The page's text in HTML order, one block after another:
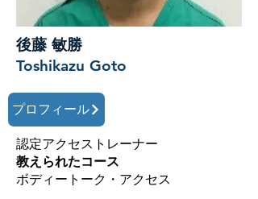
後藤 敏勝
Toshikazu Goto
プロフィール
認定アクセストレーナー
教えられたコース
ボディートーク・アクセス